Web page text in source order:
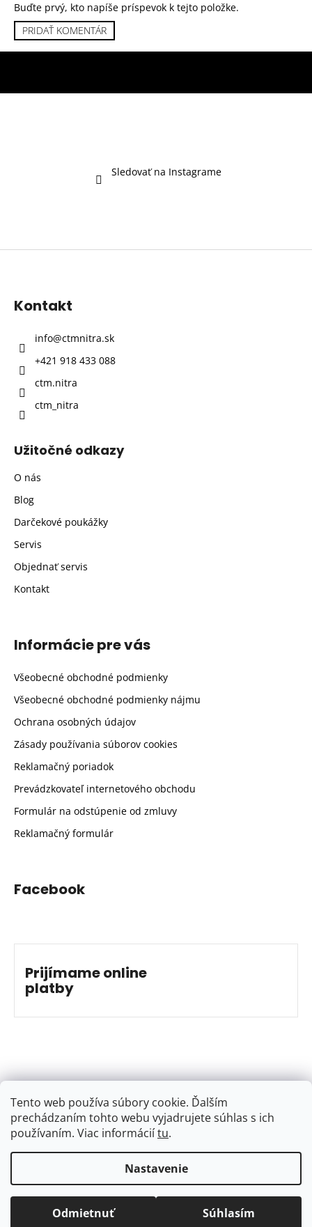
Tento web používa súbory cookie. Ďalším
prechádzaním tohto webu vyjadrujete súhlas s ich
používaním. Viac informáciítu.
Nastavenie
Odmietnuť Súhlasím
Buďte prvý, kto napíše príspevok k tejto položke.
PRIDAŤ KOMENTÁR
Sledovať na Instagrame
Kontakt
info@ctmnitra.sk
+421 918 433 088
ctm.nitra
ctm_nitra
Užitočné odkazy
O nás
Blog
Darčekové poukážky
Servis
Objednať servis
Kontakt
Informácie pre vás
Všeobecné obchodné podmienky
Všeobecné obchodné podmienky nájmu
Ochrana osobných údajov
Zásady používania súborov cookies
Reklamačný poriadok
Prevádzkovateľ internetového obchodu
Formulár na odstúpenie od zmluvy
Reklamačný formulár
Facebook
Prijímame online
platby
Vytvoril Shoptet&Jakub Grác
Copyright 2026BAJKSHOP . Všetky práva vyhradené.